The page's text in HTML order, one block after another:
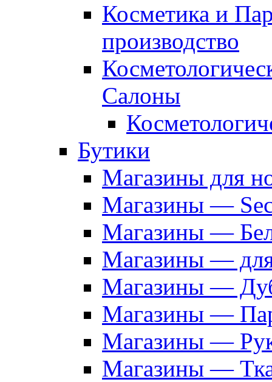
Косметика и
производство
Салоны
Бутики
Магазины для
Магазины —
Магазины —
Магазины —
Магазины —
Магазины —
Магазины —
Магазины —